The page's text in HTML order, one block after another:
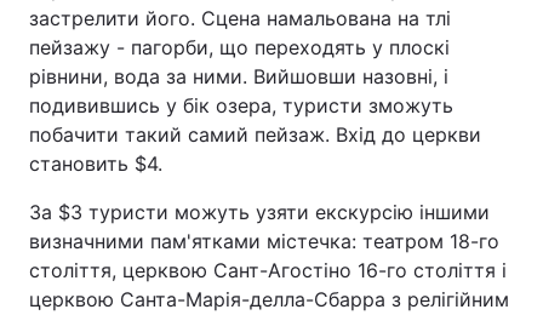
застрелити його. Сцена намальована на тлі
пейзажу - пагорби, що переходять у плоскі
рівнини, вода за ними. Вийшовши назовні, і
подивившись у бік озера, туристи зможуть
побачити такий самий пейзаж. Вхід до церкви
становить $4.
За $3 туристи можуть узяти екскурсію іншими
визначними пам'ятками містечка: театром 18-го
століття, церквою Сант-Агостіно 16-го століття і
церквою Санта-Марія-делла-Сбарра з релігійним